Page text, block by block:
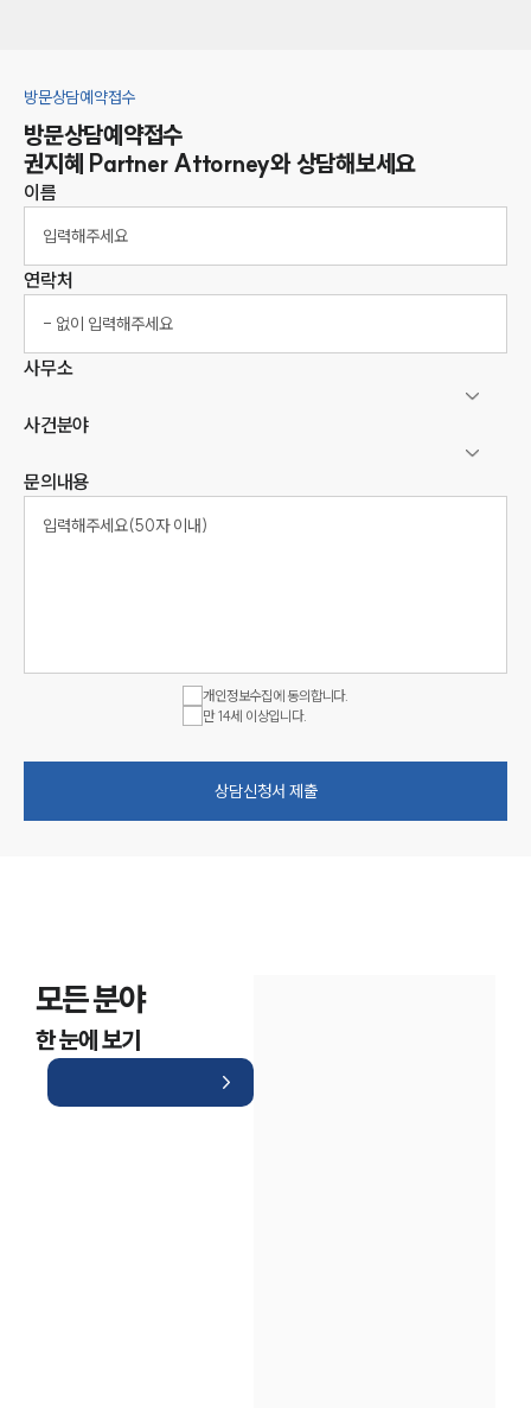
방문상담예약접수
방문상담예약접수
권지혜 Partner Attorney와 상담해보세요
이름
연락처
사무소
사건분야
문의내용
개인정보수집에 동의합니다.
만 14세 이상입니다.
상담신청서 제출
모든 분야
한 눈에 보기